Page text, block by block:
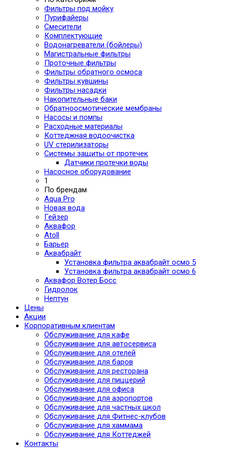
Фильтры под мойку
Пурифайеры
Смесители
Комплектующие
Водонагреватели (бойлеры)
Магистральные фильтры
Проточные фильтры
Фильтры обратного осмоса
Фильтры кувшины
Фильтры насадки
Накопительные баки
Обратноосмотические мембраны
Насосы и помпы
Расходные материалы
Коттеджная водоочистка
UV стерилизаторы
Системы защиты от протечек
Датчики протечки воды
Насосное оборудование
1
По брендам
Aqua Pro
Новая вода
Гейзер
Аквафор
Atoll
Барьер
Аквабрайт
Установка фильтра аквабрайт осмо 5
Установка фильтра аквабрайт осмо 6
Аквафор Вотер Босс
Гидролок
Нептун
Цены
Акции
Корпоративным клиентам
Обслуживание для кафе
Обслуживание для автосервиса
Обслуживание для отелей
Обслуживание для баров
Обслуживание для ресторана
Обслуживание для пиццерий
Обслуживание для офиса
Обслуживание для аэропортов
Обслуживание для частных школ
Обслуживание для Фитнес-клубов
Обслуживание для хаммама
Обслуживание для Коттеджей
Контакты